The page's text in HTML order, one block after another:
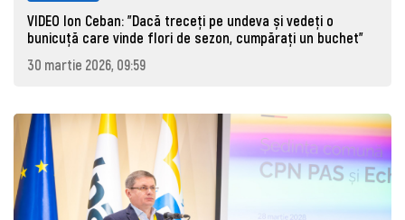
VIDEO Ion Ceban: "Dacă treceți pe undeva și vedeți o
bunicuță care vinde flori de sezon, cumpărați un buchet"
30 martie 2026, 09:59